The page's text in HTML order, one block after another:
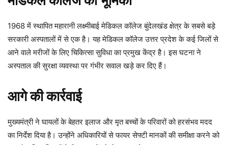
1968 में स्थापित महारानी लक्ष्मीबाई मेडिकल कॉलेज बुंदेलखंड क्षेत्र के सबसे बड़े
सरकारी अस्पतालों में से एक है। यह मेडिकल कॉलेज उत्तर प्रदेश के कई जिलों से
आने वाले मरीजों के लिए चिकित्सा सुविधा का प्रमुख केंद्र है। इस घटना ने
अस्पताल की सुरक्षा व्यवस्था पर गंभीर सवाल खड़े कर दिए हैं।
आगे की कार्रवाई
मुख्यमंत्री ने घायलों के बेहतर इलाज और मृत बच्चों के परिवारों को हरसंभव मदद
का निर्देश दिया है। उन्होंने अधिकारियों से फायर सेफ्टी मानकों की समीक्षा करने को